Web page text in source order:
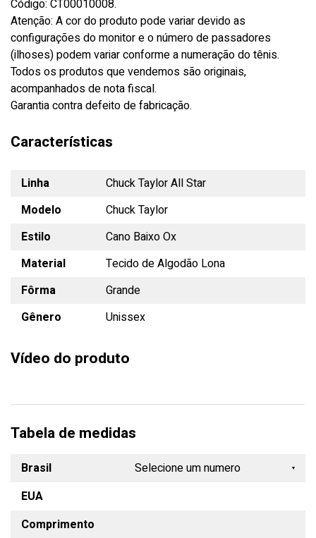
Código: CT00010008.
Atenção: A cor do produto pode variar devido as
configurações do monitor e o número de passadores
(ilhoses) podem variar conforme a numeração do tênis.
Todos os produtos que vendemos são originais,
acompanhados de nota fiscal.
Garantia contra defeito de fabricação.
Características
Linha
Chuck Taylor All Star
Modelo
Chuck Taylor
Estilo
Cano Baixo Ox
Material
Tecido de Algodão Lona
Fôrma
Grande
Gênero
Unissex
Vídeo do produto
Tabela de medidas
Brasil
EUA
Comprimento
Selecione um numero